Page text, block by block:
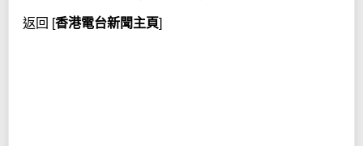
h
返回 [香港電台新聞主頁]